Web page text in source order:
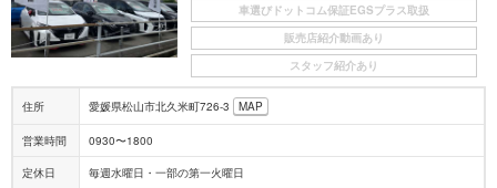
車選びドットコム保証EGSプラス取扱
販売店紹介動画あり
スタッフ紹介あり
住所 愛媛県松山市北久米町726-3 MAP
営業時間 0930〜1800
定休日 毎週水曜日・一部の第一火曜日